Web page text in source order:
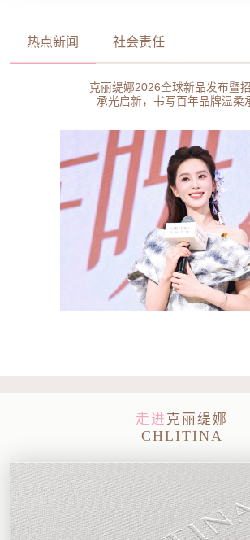
热点新闻 社会责任
克丽缇娜2026全球新品发布暨
承光启新，书写百年品牌温柔
走进 克丽缇娜
CHLITINA